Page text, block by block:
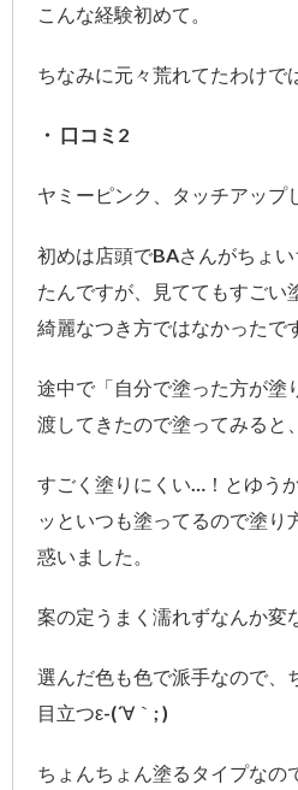
こんな経験初めて。
ちなみに元々荒れてたわけで
・ 口コミ2
ヤミーピンク、タッチアップ
初めは店頭でBAさんがちょ
たんですが、見ててもすごい
綺麗なつき方ではなかったで
途中で「自分で塗った方が塗
渡してきたので塗ってみると
すごく塗りにくい…！とゆう
ッといつも塗ってるので塗り
惑いました。
案の定うまく濡れずなんか変
選んだ色も色で派手なので、
目立つε-(´∀｀; )
ちょんちょん塗るタイプなの